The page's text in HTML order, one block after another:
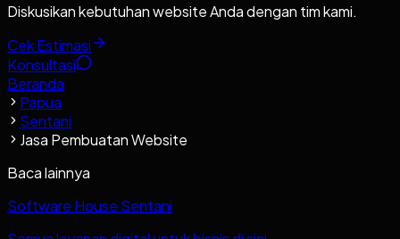
Diskusikan kebutuhan website Anda dengan tim kami.
Cek Estimasi
Konsultasi
Beranda
Papua
Sentani
Jasa Pembuatan Website
Baca lainnya
Software House Sentani